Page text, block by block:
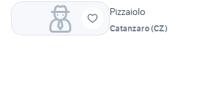
Pizzaiolo
Catanzaro(CZ)